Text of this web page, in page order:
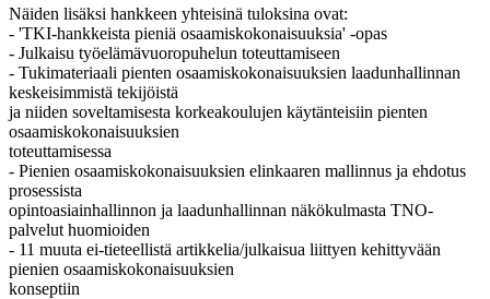
Näiden lisäksi hankkeen yhteisinä tuloksina ovat:
- 'TKI-hankkeista pieniä osaamiskokonaisuuksia' -opas
- Julkaisu työelämävuoropuhelun toteuttamiseen
- Tukimateriaali pienten osaamiskokonaisuuksien laadunhallinnan
keskeisimmistä tekijöistä
ja niiden soveltamisesta korkeakoulujen käytänteisiin pienten
osaamiskokonaisuuksien
toteuttamisessa
- Pienien osaamiskokonaisuuksien elinkaaren mallinnus ja ehdotus
prosessista
opintoasiainhallinnon ja laadunhallinnan näkökulmasta TNO-
palvelut huomioiden
- 11 muuta ei-tieteellistä artikkelia/julkaisua liittyen kehittyvään
pienien osaamiskokonaisuuksien
konseptiin